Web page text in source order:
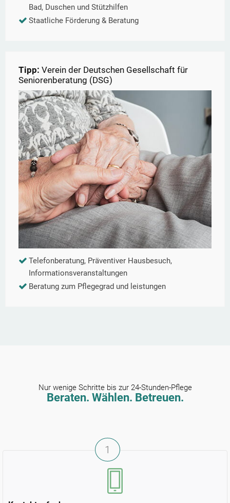
Bad, Duschen und Stützhilfen
Staatliche Förderung & Beratung
Tipp: Verein der Deutschen Gesellschaft für
Seniorenberatung (DSG)
Telefonberatung, Präventiver Hausbesuch,
Informationsveranstaltungen
Beratung zum Pflegegrad und leistungen
Nur wenige Schritte bis zur 24-Stunden-Pflege
Beraten. Wählen. Betreuen.
1